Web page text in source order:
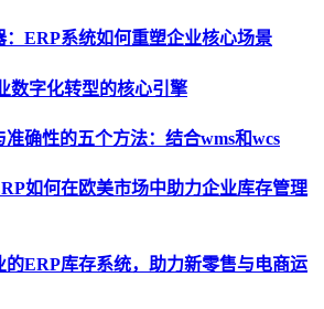
：ERP系统如何重塑企业核心场景
数字化转型的核心引擎
确性的五个方法：结合wms和wcs
如何在欧美市场中助力企业库存管理
的ERP库存系统，助力新零售与电商运